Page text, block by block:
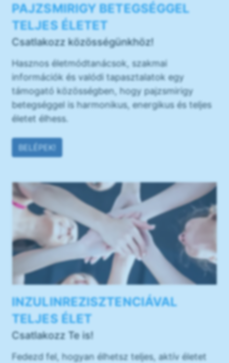
PAJZSMIRIGY BETEGSÉGGEL
TELJES ÉLETET
Csatlakozz közösségünkhöz!
Hasznos életmódtanácsok, szakmai
információk és valódi tapasztalatok egy
támogató közösségben, hogy pajzsmirigy
betegséggel is harmonikus, energikus és teljes
életet élhess.
BELÉPEK!
INZULINREZISZTENCIÁVAL
TELJES ÉLET
Csatlakozz Te is!
Fedezd fel, hogyan élhetsz teljes, aktív életet